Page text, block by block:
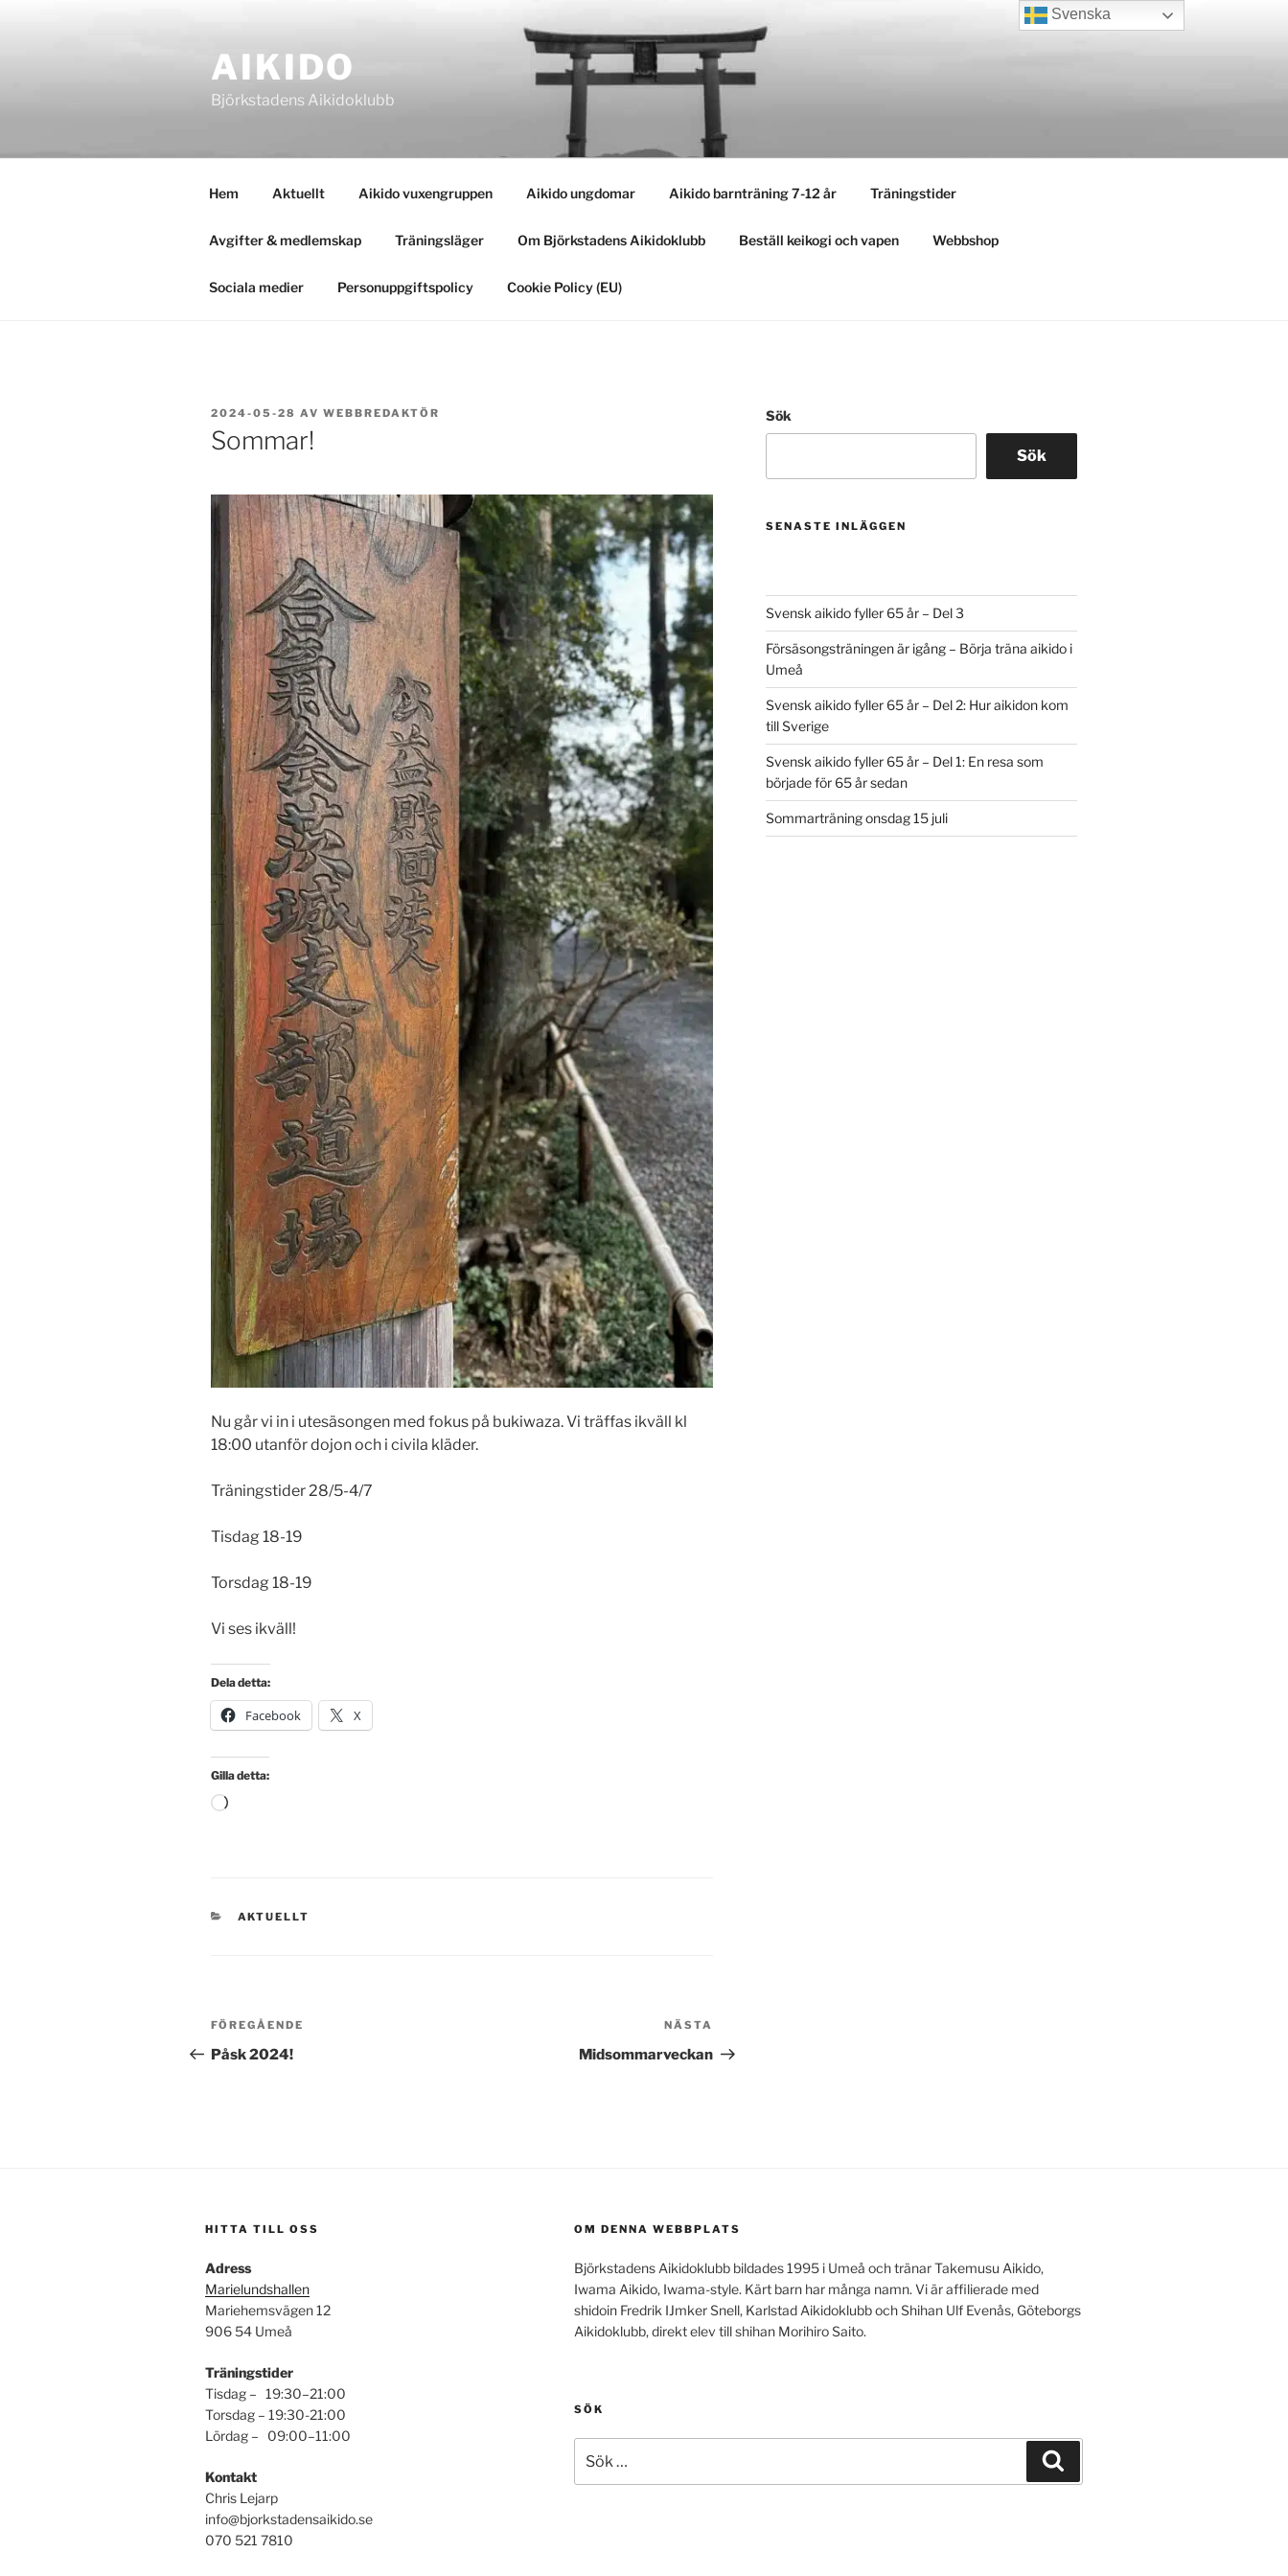
AIKIDO
Björkstadens Aikidoklubb
Hem Aktuellt Aikido vuxengruppen Aikido ungdomar Aikido barnträning 7-12 år Träningstider
Avgifter & medlemskap Träningsläger Om Björkstadens Aikidoklubb Beställ keikogi och vapen Webbshop
Sociala medier Personuppgiftspolicy Cookie Policy (EU)
PUBLICERAT
2024-05-28 AV WEBBREDAKTÖR
Sommar!
Nu går vi in i utesäsongen med fokus på bukiwaza. Vi träffas ikväll kl
18:00 utanför dojon och i civila kläder.
Träningstider 28/5-4/7
Tisdag 18-19
Torsdag 18-19
Vi ses ikväll!
Dela detta:
Facebook X
Gilla detta:
Laddar
KATEGORIER
AKTUELLT
Inläggsnavigering
Föregående
inlägg
FÖREGÅENDE
Påsk 2024!
inlägg
NÄSTA
Midsommarveckan
Sök
Sök
SENASTE INLÄGGEN
Svensk aikido fyller 65 år – Del 3
Försäsongsträningen är igång – Börja träna aikido i
Umeå
Svensk aikido fyller 65 år – Del 2: Hur aikidon kom
till Sverige
Svensk aikido fyller 65 år – Del 1: En resa som
började för 65 år sedan
Sommarträning onsdag 15 juli
HITTA TILL OSS
Adress
Marielundshallen
Mariehemsvägen 12
906 54 Umeå
Träningstider
Tisdag – 19:30–21:00
Torsdag – 19:30-21:00
Lördag – 09:00–11:00
Kontakt
Chris Lejarp
info@bjorkstadensaikido.se
070 521 7810
OM DENNA WEBBPLATS
Björkstadens Aikidoklubb bildades 1995 i Umeå och tränar Takemusu Aikido,
Iwama Aikido, Iwama-style. Kärt barn har många namn. Vi är affilierade med
shidoin Fredrik IJmker Snell, Karlstad Aikidoklubb och Shihan Ulf Evenås, Göteborgs
Aikidoklubb, direkt elev till shihan Morihiro Saito.
SÖK
efter:
Svenska